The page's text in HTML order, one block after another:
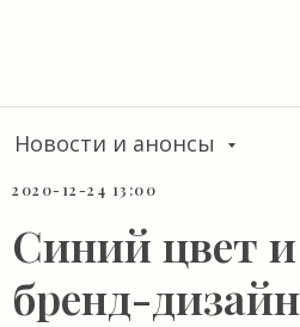
Новости и анонсы
2020-12-24 13:00
Синий цвет
бренд-